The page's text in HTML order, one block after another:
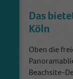
Das
Köln
Oben die
Beachsite-